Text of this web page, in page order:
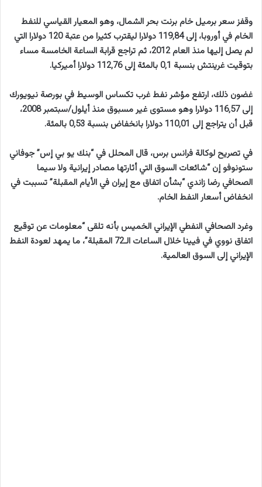
وقفز سعر برميل خام برنت بحر الشمال، وهو المعيار القياسي للنفط
الخام في أوروبا، إلى 119,84 دولارا ليقترب كثيرا من عتبة 120 دولارا التي
لم يصل إليها منذ العام 2012، ثم تراجع قرابة الساعة الخامسة مساء
بتوقيت غرينتش بنسبة 0,1 بالمئة إلى 112,76 دولارا أميركيا.
غضون ذلك، ارتفع مؤشر نفط غرب تكساس الوسيط في بورصة نيويورك
إلى 116,57 دولارا وهو مستوى غير مسبوق منذ أيلول/سبتمبر 2008،
قبل أن يتراجع إلى 110,01 دولارا بانخفاض بنسبة 0,53 بالمئة.
في تصريح لوكالة فرانس برس، قال المحلل في “بنك يو بي إس” جوفاني
ستونوفو إن “شائعات السوق التي أثارتها مصادر إيرانية ولا سيما
الصحافي رضا زاندي “بشأن اتفاق مع إيران في الأيام المقبلة” تسببت في
انخفاض أسعار النفط الخام.
وغرد الصحافي النفطي الإيراني الخميس بأنه تلقى “معلومات عن توقيع
اتفاق نووي في فيينا خلال الساعات الـ72 المقبلة”، ما يمهد لعودة النفط
الإيراني إلى السوق العالمية.